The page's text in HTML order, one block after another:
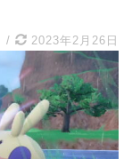
/ 2023年2月26日